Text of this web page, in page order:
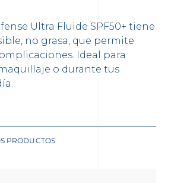
Ultra Fluide SPF50+ tiene
no grasa, que permite
Ideal para
o durante tus
PRODUCTOS